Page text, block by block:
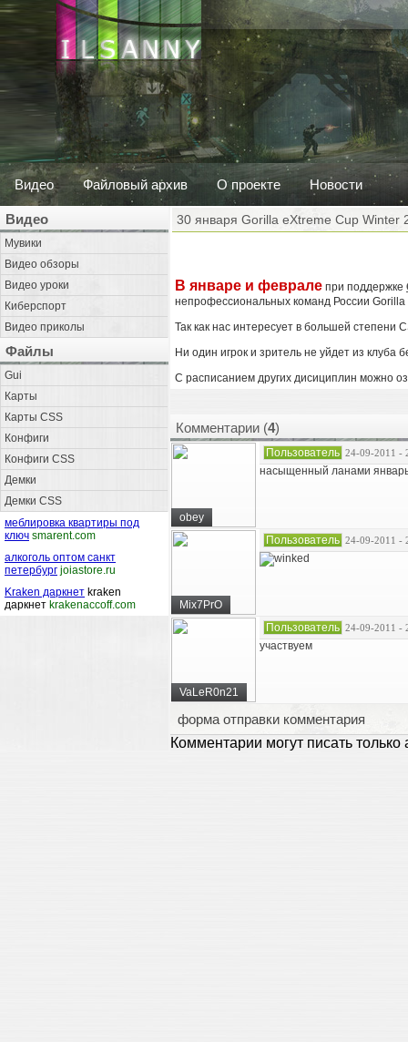
Видео Файловый архив О проекте Новости
Видео
Мувики
Видео обзоры
Видео уроки
Киберспорт
Видео приколы
Файлы
Gui
Карты
Карты CSS
Конфиги
Конфиги CSS
Демки
Демки CSS
меблировка квартиры под
ключ smarent.com
алкоголь оптом санкт
петербург joiastore.ru
Kraken даркнет kraken
даркнет krakenaccoff.com
30 января Gorilla eXtreme Cup Winter
В январе и феврале при поддержке
непрофессиональных команд России
Так как нас интересует в большей степени
Ни один игрок и зритель не уйдет из клуба
С расписанием других дисициплин можно
Комментарии (4)
obey
Пользователь 24-09-2011 -
насыщенный ланами
Mix7PrO
Пользователь 24-09-2011 -
VaLeR0n21
Пользователь 24-09-2011 -
участвуем
форма отправки комментария
Комментарии могут писать